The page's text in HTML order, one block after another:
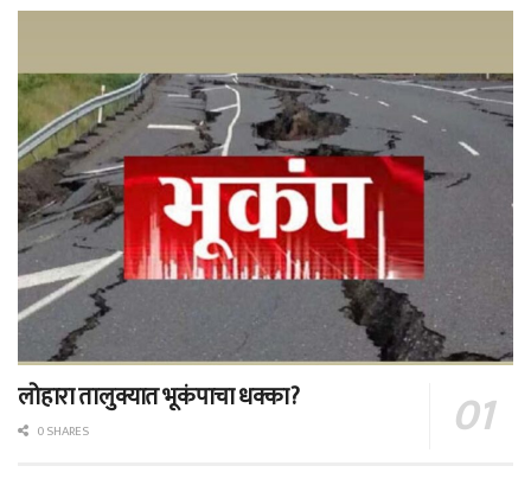
लोहारा तालुक्यात भूकंपाचा धक्का?
0 SHARES